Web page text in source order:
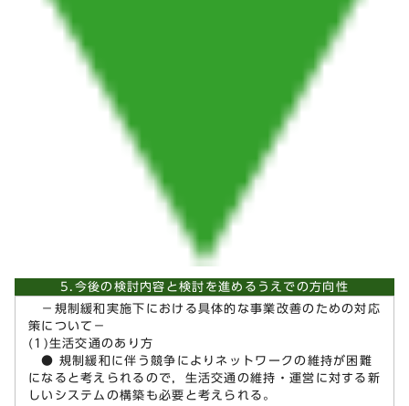
5.今後の検討内容と検討を進めるうえでの方向性
－規制緩和実施下における具体的な事業改善のための対応
策について－
(1)生活交通のあり方
● 規制緩和に伴う競争によりネットワークの維持が困難
になると考えられるので，生活交通の維持・運営に対する新
しいシステムの構築も必要と考えられる。